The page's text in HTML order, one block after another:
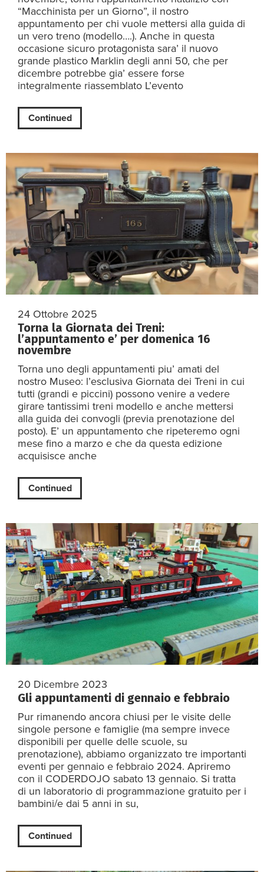
“Macchinista per un Giorno”, il nostro
appuntamento per chi vuole mettersi alla guida di
un vero treno (modello….). Anche in questa
occasione sicuro protagonista sara’ il nuovo
grande plastico Marklin degli anni 50, che per
dicembre potrebbe gia’ essere forse
integralmente riassemblato L’evento
Continued
24 Ottobre 2025
Torna la Giornata dei Treni:
l’appuntamento e’ per domenica 16
novembre
Torna uno degli appuntamenti piu’ amati del
nostro Museo: l’esclusiva Giornata dei Treni in cui
tutti (grandi e piccini) possono venire a vedere
girare tantissimi treni modello e anche mettersi
alla guida dei convogli (previa prenotazione del
posto). E’ un appuntamento che ripeteremo ogni
mese fino a marzo e che da questa edizione
acquisisce anche
Continued
20 Dicembre 2023
Gli appuntamenti di gennaio e febbraio
Pur rimanendo ancora chiusi per le visite delle
singole persone e famiglie (ma sempre invece
disponibili per quelle delle scuole, su
prenotazione), abbiamo organizzato tre importanti
eventi per gennaio e febbraio 2024. Apriremo
con il CODERDOJO sabato 13 gennaio. Si tratta
di un laboratorio di programmazione gratuito per i
bambini/e dai 5 anni in su,
Continued